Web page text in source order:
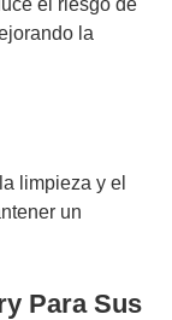
el riesgo de
la
limpieza y el
un
Para Sus